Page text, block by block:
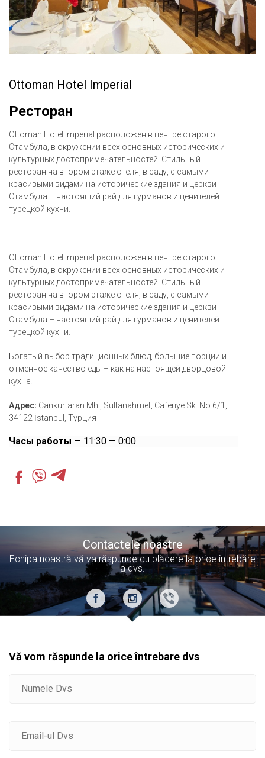
Ottoman Hotel Imperial
Ресторан
Ottoman Hotel Imperial расположен в центре старого
Стамбула, в окружении всех основных исторических и
культурных достопримечательностей. Стильный
ресторан на втором этаже отеля, в саду, с самыми
красивыми видами на исторические здания и церкви
Стамбула – настоящий рай для гурманов и ценителей
турецкой кухни.
Ottoman Hotel Imperial расположен в центре старого
Стамбула, в окружении всех основных исторических и
культурных достопримечательностей. Стильный
ресторан на втором этаже отеля, в саду, с самыми
красивыми видами на исторические здания и церкви
Стамбула – настоящий рай для гурманов и ценителей
турецкой кухни.
Богатый выбор традиционных блюд, большие порции и
отменное качество еды – как на настоящей дворцовой
кухне.
Адрес: Cankurtaran Mh., Sultanahmet, Caferiye Sk. No:6/1,
34122 İstanbul, Турция
Часы работы — 11:30 — 0:00
Contactele noastre
Echipa noastră vă va răspunde cu plăcere la orice întrebăre
a dvs.
Vă vom răspunde la orice întrebare dvs